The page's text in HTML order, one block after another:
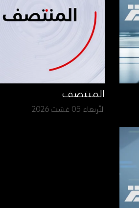
المنتصف
الأربعاء 05 غشت 2026